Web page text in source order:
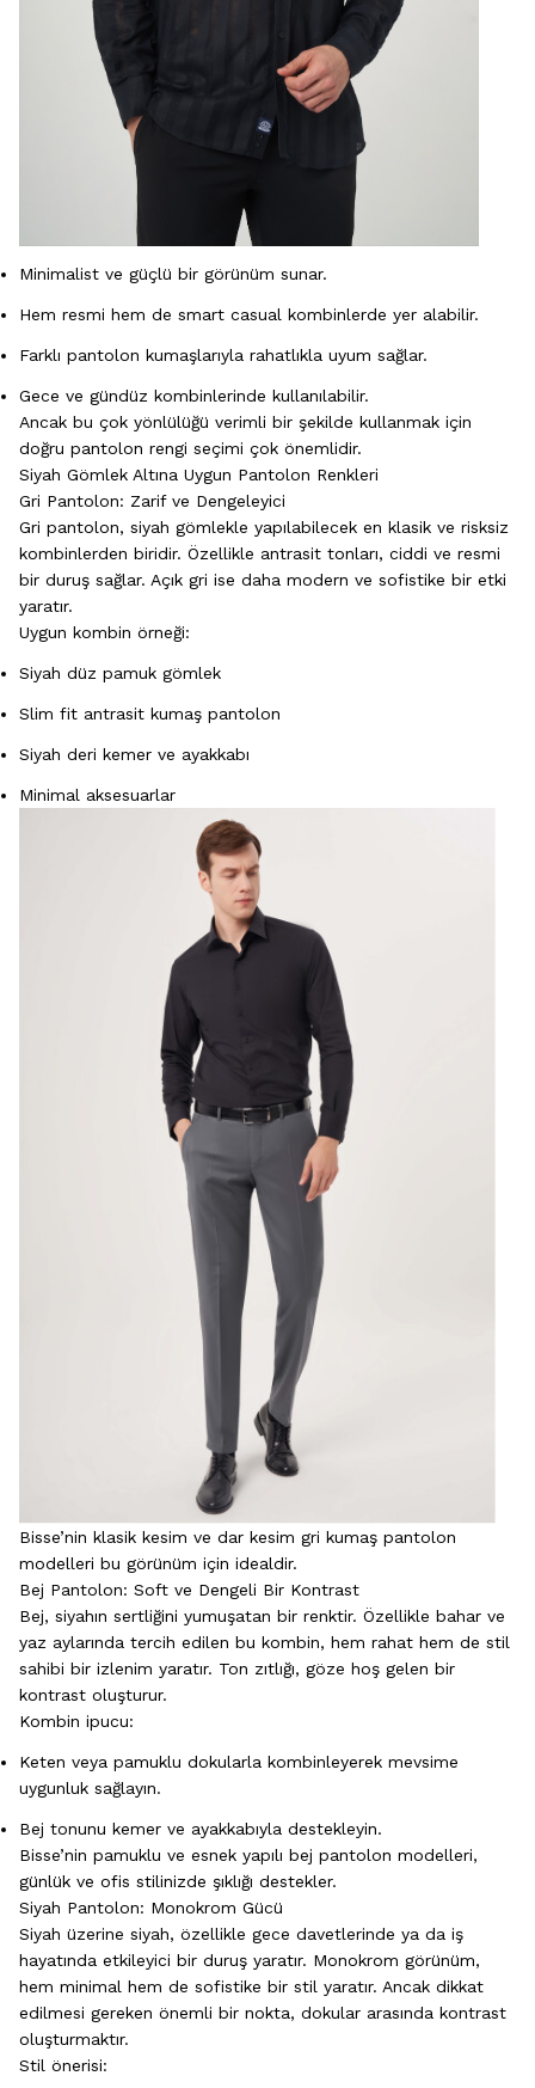
Minimalist ve güçlü bir görünüm sunar.
Hem resmi hem de smart casual kombinlerde yer alabilir.
Farklı pantolon kumaşlarıyla rahatlıkla uyum sağlar.
Gece ve gündüz kombinlerinde kullanılabilir.
Ancak bu çok yönlülüğü verimli bir şekilde kullanmak için
doğru pantolon rengi seçimi çok önemlidir.
Siyah Gömlek Altına Uygun Pantolon Renkleri
Gri Pantolon: Zarif ve Dengeleyici
Gri pantolon, siyah gömlekle yapılabilecek en klasik ve risksiz
kombinlerden biridir. Özellikle antrasit tonları, ciddi ve resmi
bir duruş sağlar. Açık gri ise daha modern ve sofistike bir etki
yaratır.
Uygun kombin örneği:
Siyah düz pamuk gömlek
Slim fit antrasit kumaş pantolon
Siyah deri kemer ve ayakkabı
Minimal aksesuarlar
Bisse’nin klasik kesim ve dar kesim gri kumaş pantolon
modelleri bu görünüm için idealdir.
Bej Pantolon: Soft ve Dengeli Bir Kontrast
Bej, siyahın sertliğini yumuşatan bir renktir. Özellikle bahar ve
yaz aylarında tercih edilen bu kombin, hem rahat hem de stil
sahibi bir izlenim yaratır. Ton zıtlığı, göze hoş gelen bir
kontrast oluşturur.
Kombin ipucu:
Keten veya pamuklu dokularla kombinleyerek mevsime
uygunluk sağlayın.
Bej tonunu kemer ve ayakkabıyla destekleyin.
Bisse’nin pamuklu ve esnek yapılı bej pantolon modelleri,
günlük ve ofis stilinizde şıklığı destekler.
Siyah Pantolon: Monokrom Gücü
Siyah üzerine siyah, özellikle gece davetlerinde ya da iş
hayatında etkileyici bir duruş yaratır. Monokrom görünüm,
hem minimal hem de sofistike bir stil yaratır. Ancak dikkat
edilmesi gereken önemli bir nokta, dokular arasında kontrast
oluşturmaktır.
Stil önerisi: